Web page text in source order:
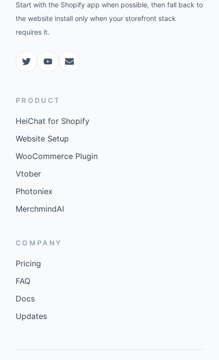
Start with the Shopify app when possible, then fall back to
the website install only when your storefront stack
requires it.
PRODUCT
HeiChat for Shopify
Website Setup
WooCommerce Plugin
Vtober
Photoniex
MerchmindAI
COMPANY
Pricing
FAQ
Docs
Updates